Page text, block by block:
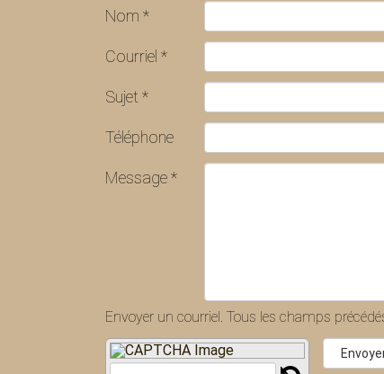
Nom *
Courriel *
Sujet *
Téléphone
Message*
Envoyer un courriel. Tous les champs